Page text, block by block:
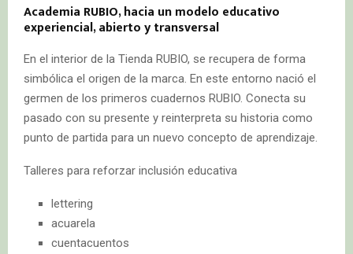
Academia RUBIO, hacia un modelo educativo
experiencial, abierto y transversal
En el interior de la Tienda RUBIO, se recupera de forma
simbólica el origen de la marca. En este entorno nació el
germen de los primeros cuadernos RUBIO. Conecta su
pasado con su presente y reinterpreta su historia como
punto de partida para un nuevo concepto de aprendizaje.
Talleres para reforzar inclusión educativa
lettering
acuarela
cuentacuentos